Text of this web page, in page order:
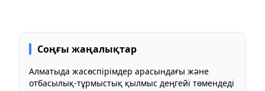
Соңғы жаңалықтар
Алматыда жасөспірімдер арасындағы және
отбасылық-тұрмыстық қылмыс деңгейі төмендеді